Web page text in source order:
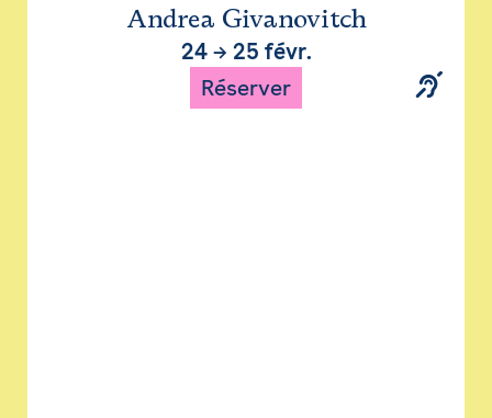
Andrea Givanovitch
24→ 25 févr.
Réserver